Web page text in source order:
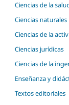
Ciencias de la
Ciencias naturales
Ciencias de la
Ciencias jurídicas
Ciencias de la
Enseñanza y
Textos editoriales